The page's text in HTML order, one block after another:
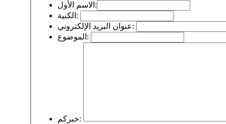
الاسم الأول:
الكنية:
عنوان البريد الإلكتروني:
الموضوع:
خبركم: